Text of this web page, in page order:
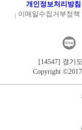
개인정보처리방침
이메일수집거부정책
[14547] 경기
Copyright